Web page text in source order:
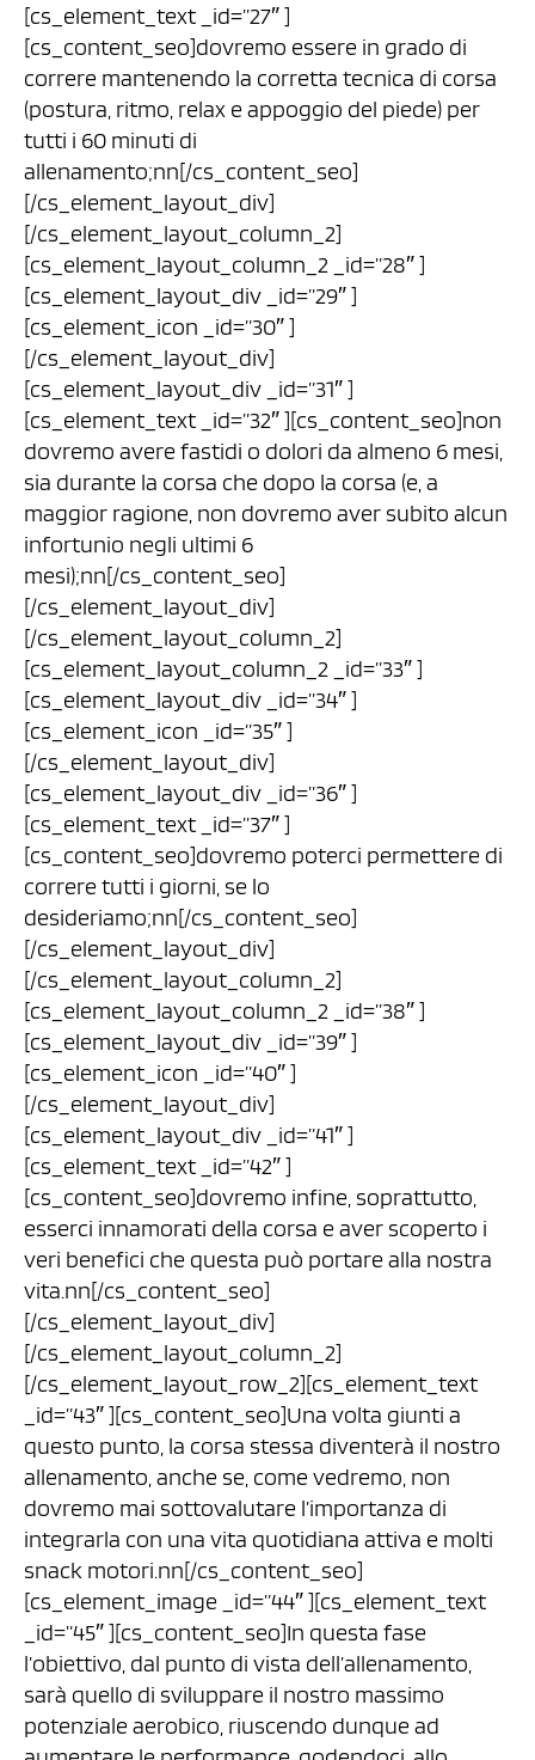
[cs_element_text _id=”27″ ]
[cs_content_seo]dovremo essere in grado di
correre mantenendo la corretta tecnica di corsa
(postura, ritmo, relax e appoggio del piede) per
tutti i 60 minuti di
allenamento;nn[/cs_content_seo]
[/cs_element_layout_div]
[/cs_element_layout_column_2]
[cs_element_layout_column_2 _id=”28″ ]
[cs_element_layout_div _id=”29″ ]
[cs_element_icon _id=”30″ ]
[/cs_element_layout_div]
[cs_element_layout_div _id=”31″ ]
[cs_element_text _id=”32″ ][cs_content_seo]non
dovremo avere fastidi o dolori da almeno 6 mesi,
sia durante la corsa che dopo la corsa (e, a
maggior ragione, non dovremo aver subito alcun
infortunio negli ultimi 6
mesi);nn[/cs_content_seo]
[/cs_element_layout_div]
[/cs_element_layout_column_2]
[cs_element_layout_column_2 _id=”33″ ]
[cs_element_layout_div _id=”34″ ]
[cs_element_icon _id=”35″ ]
[/cs_element_layout_div]
[cs_element_layout_div _id=”36″ ]
[cs_element_text _id=”37″ ]
[cs_content_seo]dovremo poterci permettere di
correre tutti i giorni, se lo
desideriamo;nn[/cs_content_seo]
[/cs_element_layout_div]
[/cs_element_layout_column_2]
[cs_element_layout_column_2 _id=”38″ ]
[cs_element_layout_div _id=”39″ ]
[cs_element_icon _id=”40″ ]
[/cs_element_layout_div]
[cs_element_layout_div _id=”41″ ]
[cs_element_text _id=”42″ ]
[cs_content_seo]dovremo infine, soprattutto,
esserci innamorati della corsa e aver scoperto i
veri benefici che questa può portare alla nostra
vita.nn[/cs_content_seo]
[/cs_element_layout_div]
[/cs_element_layout_column_2]
[/cs_element_layout_row_2][cs_element_text
_id=”43″ ][cs_content_seo]Una volta giunti a
questo punto, la corsa stessa diventerà il nostro
allenamento, anche se, come vedremo, non
dovremo mai sottovalutare l’importanza di
integrarla con una vita quotidiana attiva e molti
snack motori.nn[/cs_content_seo]
[cs_element_image _id=”44″ ][cs_element_text
_id=”45″ ][cs_content_seo]In questa fase
l’obiettivo, dal punto di vista dell’allenamento,
sarà quello di sviluppare il nostro massimo
potenziale aerobico, riuscendo dunque ad